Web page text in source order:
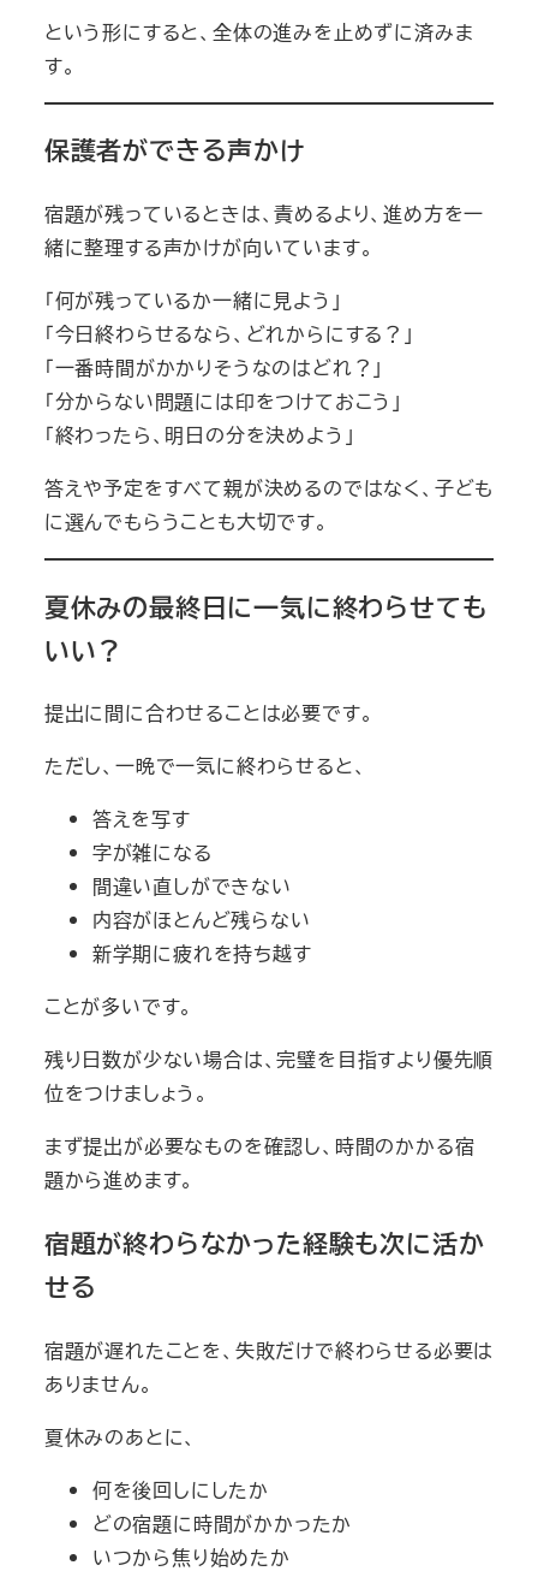
という形にすると、全体の進みを止めずに済みま
す。
保護者ができる声かけ
宿題が残っているときは、責めるより、進め方を一
緒に整理する声かけが向いています。
「何が残っているか一緒に見よう」
「今日終わらせるなら、どれからにする？」
「一番時間がかかりそうなのはどれ？」
「分からない問題には印をつけておこう」
「終わったら、明日の分を決めよう」
答えや予定をすべて親が決めるのではなく、子ども
に選んでもらうことも大切です。
夏休みの最終日に一気に終わらせても
いい？
提出に間に合わせることは必要です。
ただし、一晩で一気に終わらせると、
答えを写す
字が雑になる
間違い直しができない
内容がほとんど残らない
新学期に疲れを持ち越す
ことが多いです。
残り日数が少ない場合は、完璧を目指すより優先順
位をつけましょう。
まず提出が必要なものを確認し、時間のかかる宿
題から進めます。
宿題が終わらなかった経験も次に活か
せる
宿題が遅れたことを、失敗だけで終わらせる必要は
ありません。
夏休みのあとに、
何を後回しにしたか
どの宿題に時間がかかったか
いつから焦り始めたか